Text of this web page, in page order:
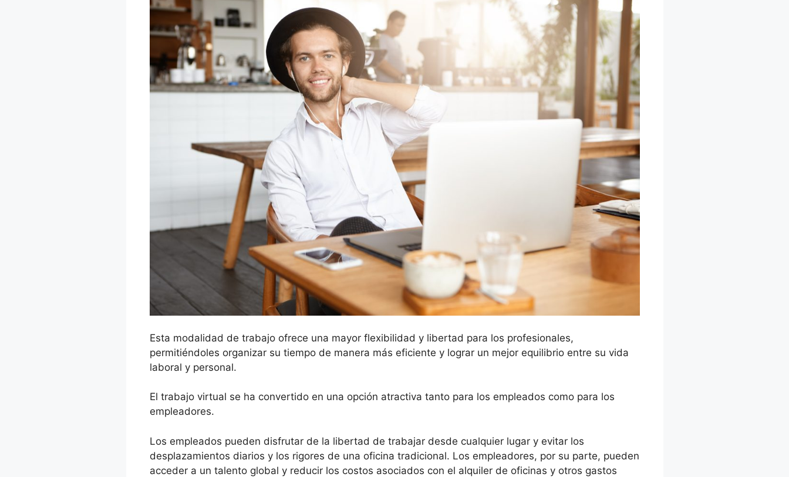
Esta modalidad de trabajo ofrece una mayor flexibilidad y libertad para los profesionales,
permitiéndoles organizar su tiempo de manera más eficiente y lograr un mejor equilibrio entre su vida
laboral y personal.
El trabajo virtual se ha convertido en una opción atractiva tanto para los empleados como para los
empleadores.
Los empleados pueden disfrutar de la libertad de trabajar desde cualquier lugar y evitar los
desplazamientos diarios y los rigores de una oficina tradicional. Los empleadores, por su parte, pueden
acceder a un talento global y reducir los costos asociados con el alquiler de oficinas y otros gastos